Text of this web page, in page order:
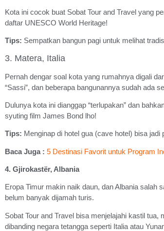
Kota ini cocok buat Sobat Tour and Travel yang
daftar UNESCO World Heritage!
Tips: Sempatkan bangun pagi untuk melihat
3. Matera, Italia
Pernah dengar soal kota yang rumahnya digali
“Sassi”, dan beberapa bangunannya sudah ada
Dulunya kota ini dianggap “terlupakan” dan
syuting film James Bond lho!
Tips: Menginap di hotel gua (cave hotel) bisa
Baca Juga : 5 Destinasi Favorit untuk Program
4. Gjirokastër, Albania
Eropa Timur makin naik daun, dan Albania salah
belum banyak dijamah turis.
Sobat Tour and Travel bisa menjelajahi kastil
dibanding negara tetangga seperti Italia atau